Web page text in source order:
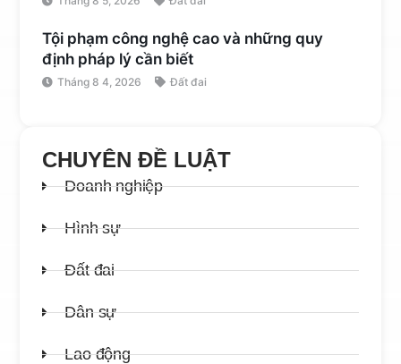
Tội phạm công nghệ cao và những quy
định pháp lý cần biết
Tháng 8 4, 2026 Đất đai
CHUYÊN ĐỀ LUẬT
Doanh nghiệp
Hình sự
Đất đai
Dân sự
Lao động